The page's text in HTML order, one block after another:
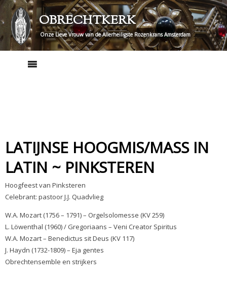
Skip
to
content
OBRECHTKERK
Onze Lieve Vrouw van de Allerheiligste Rozenkrans Amsterdam
LATIJNSE HOOGMIS/MASS IN
LATIN ~ PINKSTEREN
Hoogfeest van Pinksteren
Celebrant: pastoor J.J. Quadvlieg
W.A. Mozart (1756 – 1791) – Orgelsolomesse (KV 259)
L. Löwenthal (1960) / Gregoriaans – Veni Creator Spiritus
W.A. Mozart – Benedictus sit Deus (KV 117)
J. Haydn (1732-1809) – Eja gentes
Obrechtensemble en strijkers